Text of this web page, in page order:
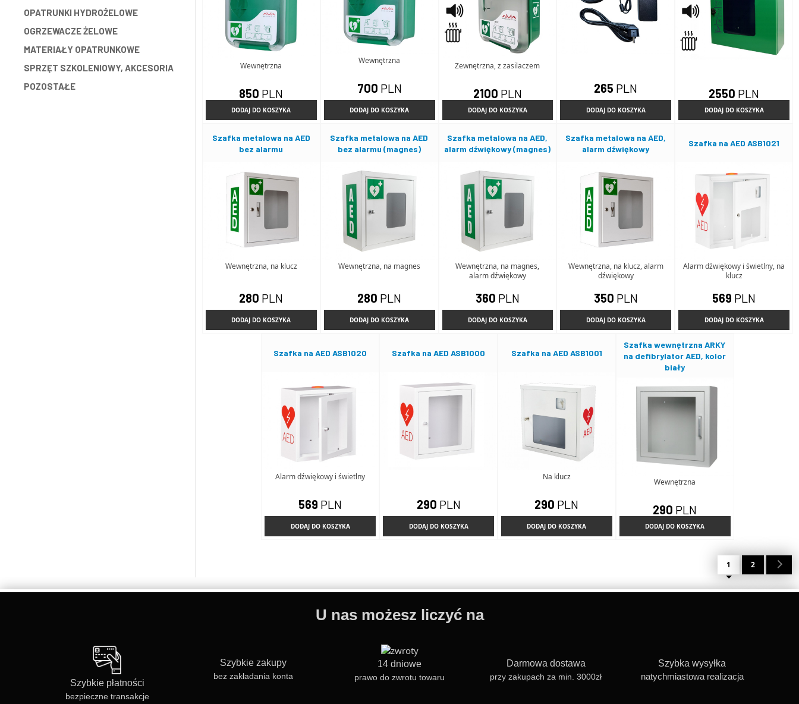
OPATRUNKI HYDROŻELOWE
OGRZEWACZE ŻELOWE
MATERIAŁY OPATRUNKOWE
SPRZĘT SZKOLENIOWY, AKCESORIA
POZOSTAŁE
Wewnętrzna
850 PLN
DODAJ DO KOSZYKA
Wewnętrzna
700 PLN
DODAJ DO KOSZYKA
Zewnętrzna, z zasilaczem
2100 PLN
DODAJ DO KOSZYKA
265 PLN
DODAJ DO KOSZYKA
2550 PLN
DODAJ DO KOSZYKA
Szafka metalowa na AED
bez alarmu
Wewnętrzna, na klucz
280 PLN
DODAJ DO KOSZYKA
Szafka metalowa na AED
bez alarmu (magnes)
Wewnętrzna, na magnes
280 PLN
DODAJ DO KOSZYKA
Szafka metalowa na AED,
alarm dźwiękowy (magnes)
Wewnętrzna, na magnes,
alarm dźwiękowy
360 PLN
DODAJ DO KOSZYKA
Szafka metalowa na AED,
alarm dźwiękowy
Wewnętrzna, na klucz, alarm
dźwiękowy
350 PLN
DODAJ DO KOSZYKA
Szafka na AED ASB1021
Alarm dźwiękowy i świetlny, na
klucz
569 PLN
DODAJ DO KOSZYKA
Szafka na AED ASB1020
Alarm dźwiękowy i świetlny
569 PLN
DODAJ DO KOSZYKA
Szafka na AED ASB1000
290 PLN
DODAJ DO KOSZYKA
Szafka na AED ASB1001
Na klucz
290 PLN
DODAJ DO KOSZYKA
Szafka wewnętrzna ARKY
na defibrylator AED, kolor
biały
Wewnętrzna
290 PLN
DODAJ DO KOSZYKA
1 2
U nas możesz liczyć na
Szybkie płatności
bezpieczne transakcje
Szybkie zakupy
bez zakładania konta
14 dniowe
prawo do zwrotu towaru
Darmowa dostawa
przy zakupach za min. 3000zł
Szybka wysyłka
natychmiastowa realizacja